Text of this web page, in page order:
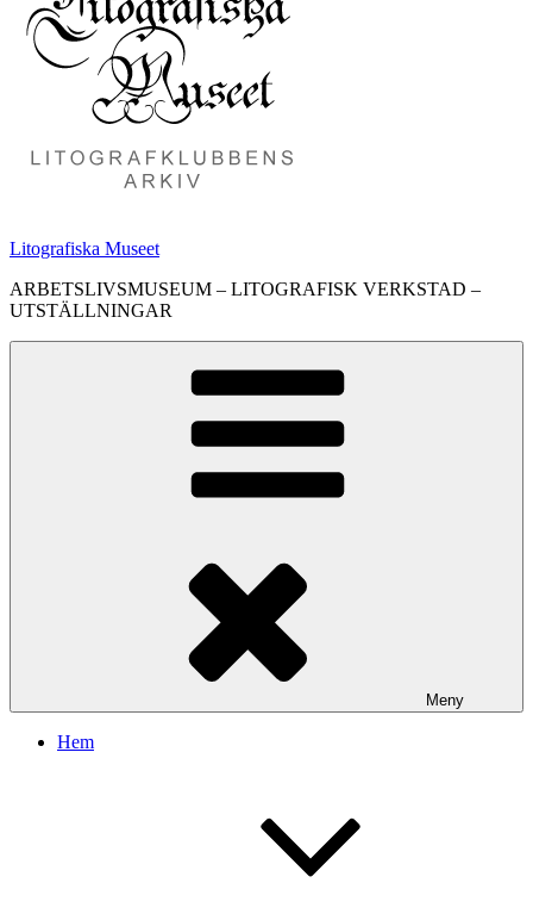
Litografiska Museet
ARBETSLIVSMUSEUM – LITOGRAFISK VERKSTAD –
UTSTÄLLNINGAR
Meny
Hem